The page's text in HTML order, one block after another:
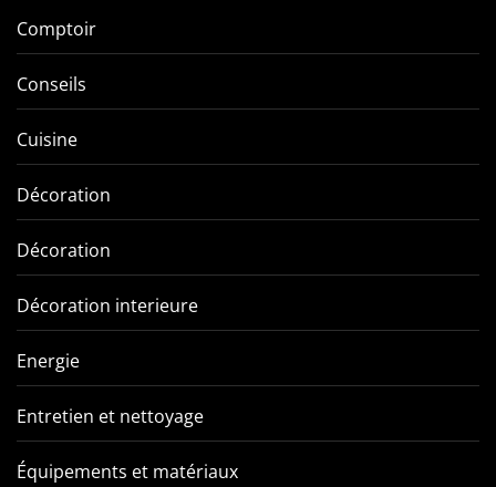
Comptoir
Conseils
Cuisine
Décoration
Décoration
Décoration interieure
Energie
Entretien et nettoyage
Équipements et matériaux